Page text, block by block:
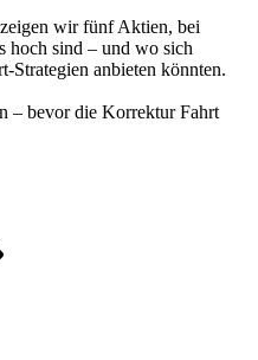
wir fünf Aktien, bei
hoch sind – und wo sich
Strategien anbieten könnten.
– bevor die Korrektur Fahrt